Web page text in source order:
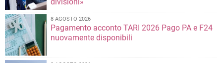
8 AGOSTO 2026
Pagamento acconto TARI 2026 Pago PA e F24
nuovamente disponibili